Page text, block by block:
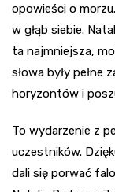
opowieści o
w głąb siebie.
ta najmniejsza,
słowa były
horyzontów i
To wydarzenie z
uczestników.
dali się porwać